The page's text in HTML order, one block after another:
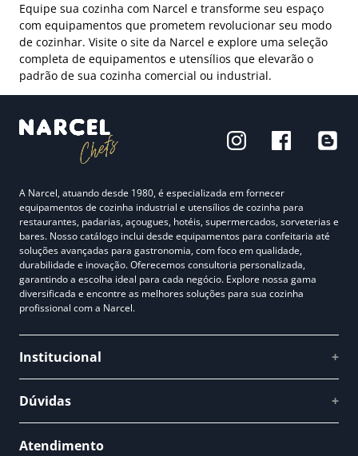
Equipe sua cozinha com Narcel e transforme seu espaço
com equipamentos que prometem revolucionar seu modo
de cozinhar. Visite o site da Narcel e explore uma seleção
completa de equipamentos e utensílios que elevarão o
padrão de sua cozinha comercial ou industrial.
A Narcel, atuando desde 1980, é especializada em fornecer
equipamentos de cozinha industrial e utensílios de cozinha para
restaurantes, padarias, açougues, hotéis, supermercados, sorveterias e
bares. Nosso catálogo inclui desde equipamentos para confeitaria até
soluções avançadas para gastronomia, com foco em qualidade,
durabilidade e inovação. Oferecemos consultoria personalizada,
garantindo a escolha ideal para cada negócio. Explore nossa gama
diversificada e encontre as melhores soluções para sua cozinha
profissional com a Narcel.
Institucional +
Fale conosco
Dúvidas +
Atendimento